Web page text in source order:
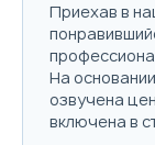
Приехав в
На
озвучена
включена в